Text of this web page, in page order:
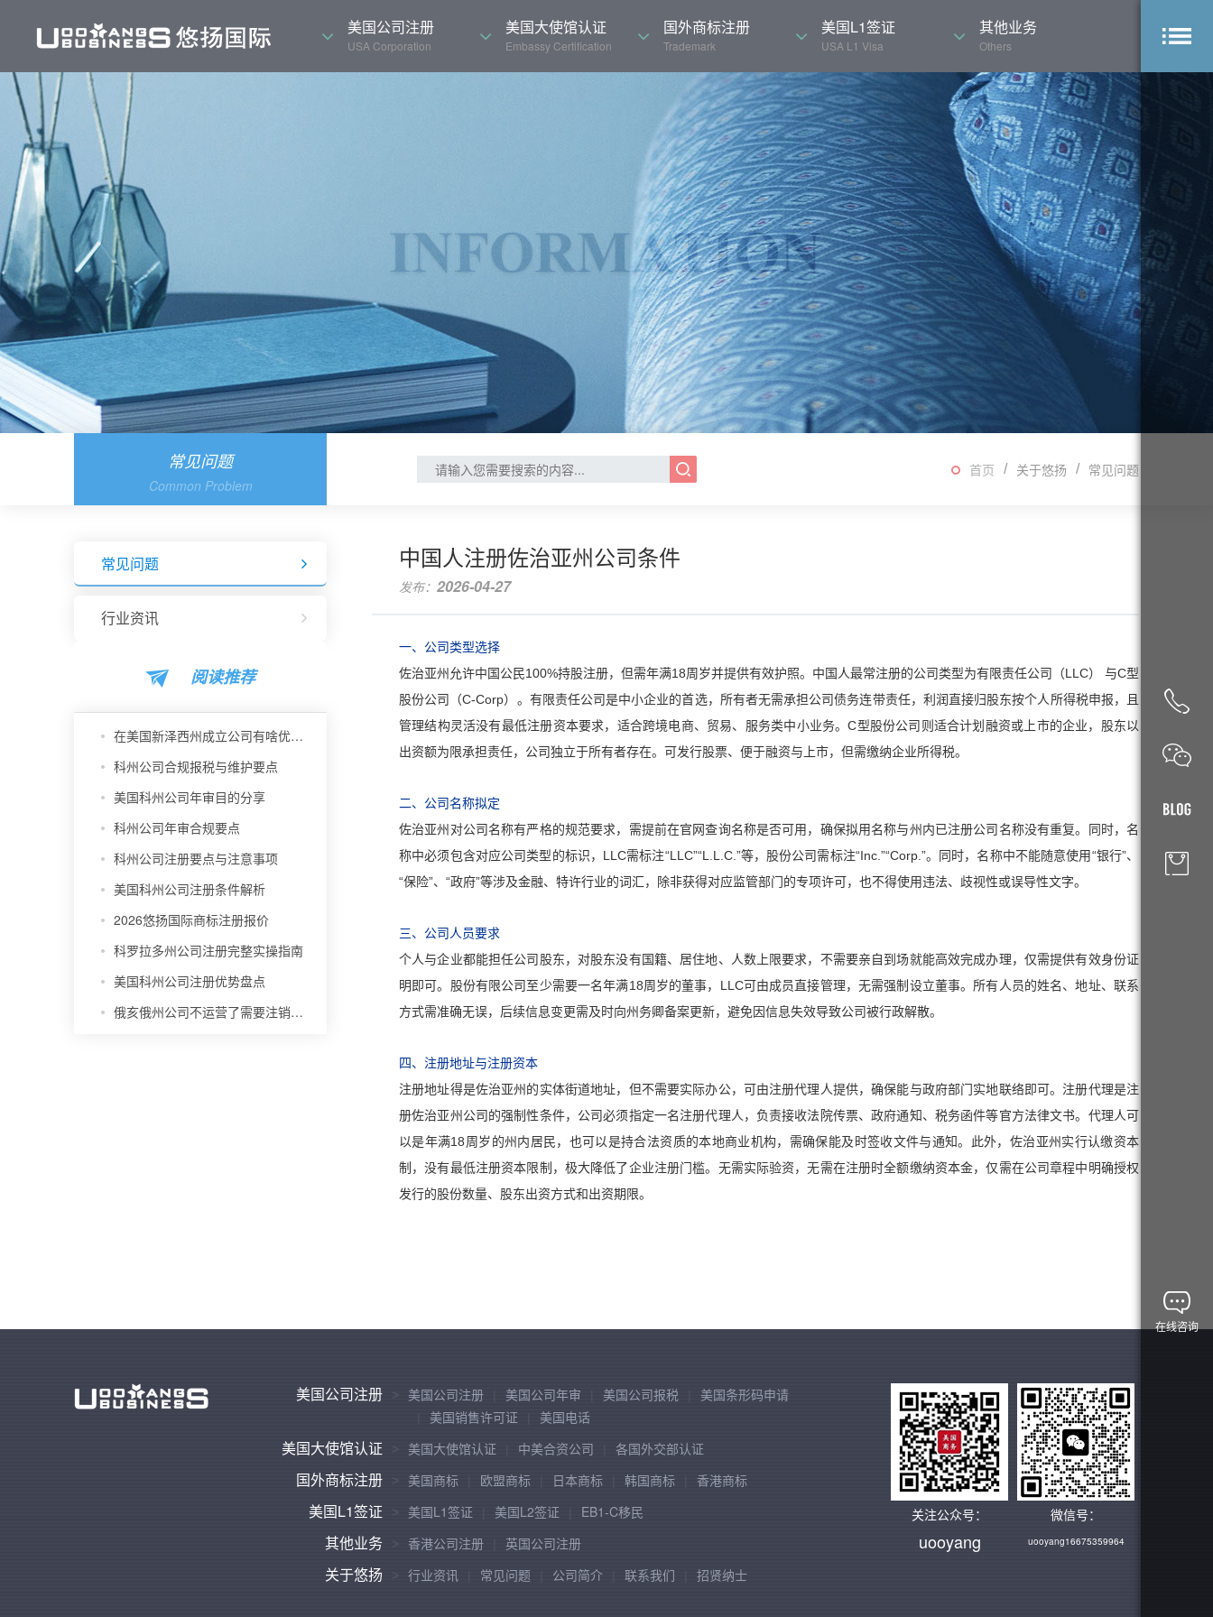
美国公司注册
USA Corporation
美国大使馆认证
Embassy Certification
国外商标注册
Trademark
美国L1签证
USA L1 Visa
其他业务
Others
常见问题
Common Problem
首页 关于悠扬 常见问题
常见问题
行业资讯
阅读推荐
在美国新泽西州成立公司有啥优势？
科州公司合规报税与维护要点
美国科州公司年审目的分享
科州公司年审合规要点
科州公司注册要点与注意事项
美国科州公司注册条件解析
2026悠扬国际商标注册报价
科罗拉多州公司注册完整实操指南
美国科州公司注册优势盘点
俄亥俄州公司不运营了需要注销吗？
中国人注册佐治亚州公司条件
发布： 2026-04-27
一、公司类型选择
佐治亚州允许中国公民100%持股注册，但需年满18周岁并提供有效护照。中国人最常注册的公司类型为有限责任公司（LLC） 与C型
股份公司（C-Corp）。有限责任公司是中小企业的首选，所有者无需承担公司债务连带责任，利润直接归股东按个人所得税申报，且
管理结构灵活没有最低注册资本要求，适合跨境电商、贸易、服务类中小业务。C型股份公司则适合计划融资或上市的企业，股东以
出资额为限承担责任，公司独立于所有者存在。可发行股票、便于融资与上市，但需缴纳企业所得税。
二、公司名称拟定
佐治亚州对公司名称有严格的规范要求，需提前在官网查询名称是否可用，确保拟用名称与州内已注册公司名称没有重复。同时，名
称中必须包含对应公司类型的标识，LLC需标注“LLC”“L.L.C.”等，股份公司需标注“Inc.”“Corp.”。同时，名称中不能随意使用“银行”、
“保险”、“政府”等涉及金融、特许行业的词汇，除非获得对应监管部门的专项许可，也不得使用违法、歧视性或误导性文字。
三、公司人员要求
个人与企业都能担任公司股东，对股东没有国籍、居住地、人数上限要求，不需要亲自到场就能高效完成办理，仅需提供有效身份证
明即可。股份有限公司至少需要一名年满18周岁的董事，LLC可由成员直接管理，无需强制设立董事。所有人员的姓名、地址、联系
方式需准确无误，后续信息变更需及时向州务卿备案更新，避免因信息失效导致公司被行政解散。
四、注册地址与注册资本
注册地址得是佐治亚州的实体街道地址，但不需要实际办公，可由注册代理人提供，确保能与政府部门实地联络即可。注册代理是注
册佐治亚州公司的强制性条件，公司必须指定一名注册代理人，负责接收法院传票、政府通知、税务函件等官方法律文书。代理人可
以是年满18周岁的州内居民，也可以是持合法资质的本地商业机构，需确保能及时签收文件与通知。 此外，佐治亚州实行认缴资本
制，没有最低注册资本限制，极大降低了企业注册门槛。无需实际验资，无需在注册时全额缴纳资本金，仅需在公司章程中明确授权
发行的股份数量、股东出资方式和出资期限。
美国公司注册 美国公司注册 美国公司年审 美国公司报税
美国条形码申请
美国销售许可证
美国电话
美国大使馆认证 美国大使馆认证 中美合资公司 各国外交部认证
国外商标注册 美国商标 欧盟商标 日本商标 韩国商标 香港商标
美国L1签证 美国L1签证 美国L2签证 EB1-C移民
其他业务 香港公司注册 英国公司注册
关于悠扬 行业资讯 常见问题 公司简介 联系我们 招贤纳士
关注公众号：
uooyang
微信号：
uooyang16675359964
在线咨询